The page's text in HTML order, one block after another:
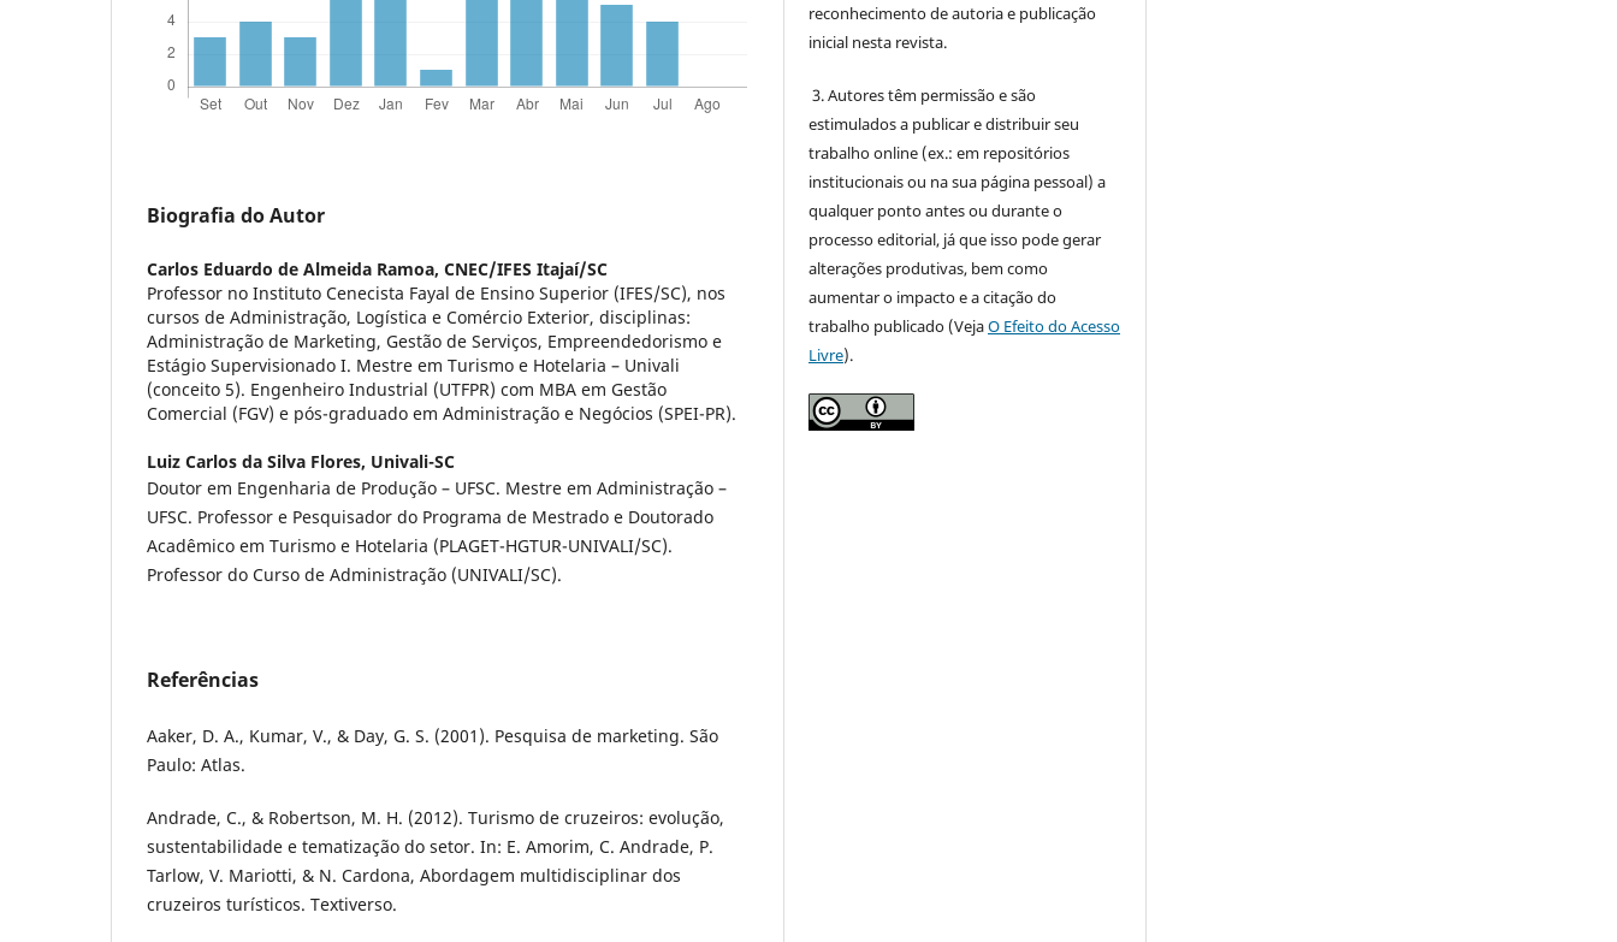
Biografia do Autor
Carlos Eduardo de Almeida Ramoa, CNEC/IFES Itajaí/SC
Professor no Instituto Cenecista Fayal de Ensino Superior (IFES/SC), nos
cursos de Administração, Logística e Comércio Exterior, disciplinas:
Administração de Marketing, Gestão de Serviços, Empreendedorismo e
Estágio Supervisionado I. Mestre em Turismo e Hotelaria – Univali
(conceito 5). Engenheiro Industrial (UTFPR) com MBA em Gestão
Comercial (FGV) e pós-graduado em Administração e Negócios (SPEI-PR).
Luiz Carlos da Silva Flores, Univali-SC
Doutor em Engenharia de Produção – UFSC. Mestre em Administração –
UFSC. Professor e Pesquisador do Programa de Mestrado e Doutorado
Acadêmico em Turismo e Hotelaria (PLAGET-HGTUR-UNIVALI/SC).
Professor do Curso de Administração (UNIVALI/SC).
Referências
Aaker, D. A., Kumar, V., & Day, G. S. (2001). Pesquisa de marketing. São
Paulo: Atlas.
Andrade, C., & Robertson, M. H. (2012). Turismo de cruzeiros: evolução,
sustentabilidade e tematização do setor. In: E. Amorim, C. Andrade, P.
Tarlow, V. Mariotti, & N. Cardona, Abordagem multidisciplinar dos
cruzeiros turísticos. Textiverso.
reconhecimento de autoria e publicação
inicial nesta revista.
3. Autores têm permissão e são
estimulados a publicar e distribuir seu
trabalho online (ex.: em repositórios
institucionais ou na sua página pessoal) a
qualquer ponto antes ou durante o
processo editorial, já que isso pode gerar
alterações produtivas, bem como
aumentar o impacto e a citação do
trabalho publicado (VejaO Efeito do Acesso
Livre).